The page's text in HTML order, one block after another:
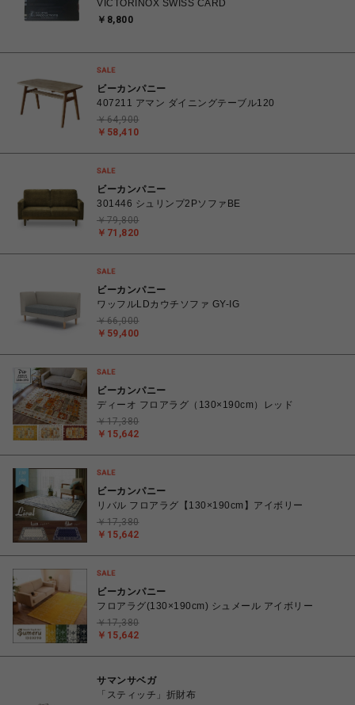
VICTORINOX SWISS CARD
￥8,800
ビーカンパニー
407211 アマン ダイニングテーブル120
￥58,410
￥64,900
ビーカンパニー
301446 シュリンプ2PソファBE
￥71,820
￥79,800
ビーカンパニー
ワッフルLDカウチソファ GY-IG
￥59,400
￥66,000
ビーカンパニー
ディーオ フロアラグ（130×190cm）レッド
￥15,642
￥17,380
ビーカンパニー
リバル フロアラグ【130×190cm】アイボリー
￥15,642
￥17,380
ビーカンパニー
フロアラグ(130×190cm) シュメール アイボリー
￥15,642
￥17,380
サマンサベガ
「スティッチ」折財布